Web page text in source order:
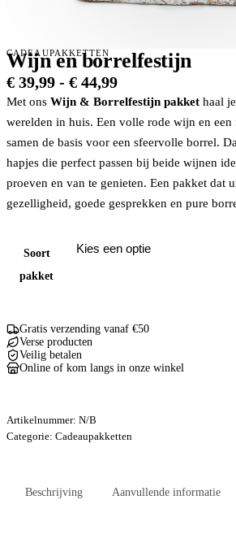
CADEAUPAKKETTEN
Wijn en borrelfestijn
€ 39,99 - € 44,99Prijsklasse:
€ 39,99
tot
€ 44,99
Met ons Wijn & Borrelfestijn pakket haal
werelden in huis. Een volle rode wijn en
samen de basis voor een sfeervolle borrel.
hapjes die perfect passen bij beide wijnen
proeven en van te genieten. Een pakket dat
gezelligheid, goede gesprekken en pure
Soort
pakket
Gratis verzending vanaf €50
Verse producten
Veilig betalen
Online of kom langs in onze winkel
Artikelnummer: N/B
Categorie: Cadeaupakketten
Beschrijving Aanvullende informatie